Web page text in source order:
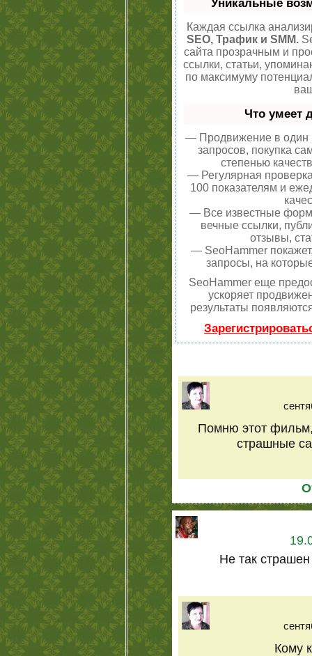
Каждая ссылка
SEO, Трафик и SMM.
сайта прозрачным и
ссылки, статьи,
по максимуму
Что умеет
— Продвижение в один
запросов, покупка
степенью
— Регулярная
100 показателям и
— Все известные
вечные ссылки,
отзывы,
— SeoHammer
запросы, на
SeoHammer еще
ускоряет
результаты
Помню этот
страшные
Не так
Кому